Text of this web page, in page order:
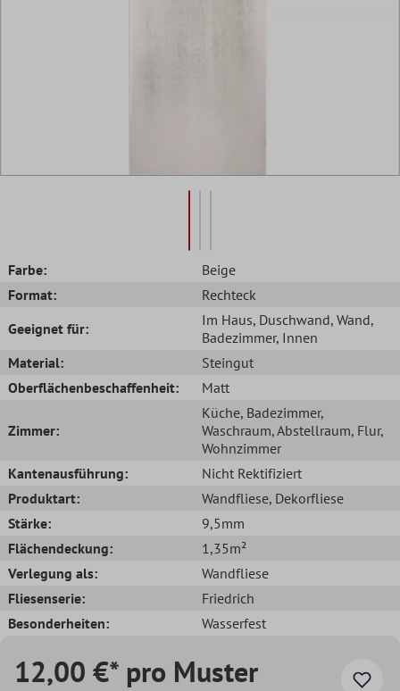
Farbe:
Beige
Format:
Rechteck
Geeignet für:
Im Haus, Duschwand, Wand,
Badezimmer, Innen
Material:
Steingut
Oberflächenbeschaffenheit:
Matt
Zimmer:
Küche, Badezimmer,
Waschraum, Abstellraum, Flur,
Wohnzimmer
Kantenausführung:
Nicht Rektifiziert
Produktart:
Wandfliese, Dekorfliese
Stärke:
9,5mm
Flächendeckung:
1,35m²
Verlegung als:
Wandfliese
Fliesenserie:
Friedrich
Besonderheiten:
Wasserfest
12,00 €* pro Muster